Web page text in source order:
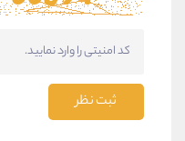
ثبت نظر